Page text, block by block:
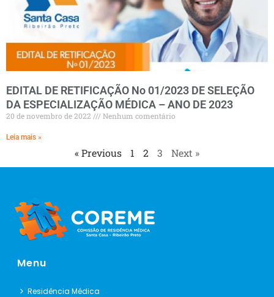
EDITAL DE RETIFICAÇÃO No 01/2023 DE SELEÇÃO
DA ESPECIALIZAÇÃO MÉDICA – ANO DE 2023
20 de novembro de 2022 Nenhum comentário
Leia mais »
« Previous 1 2 3 Next »
Menu
Residência Médica